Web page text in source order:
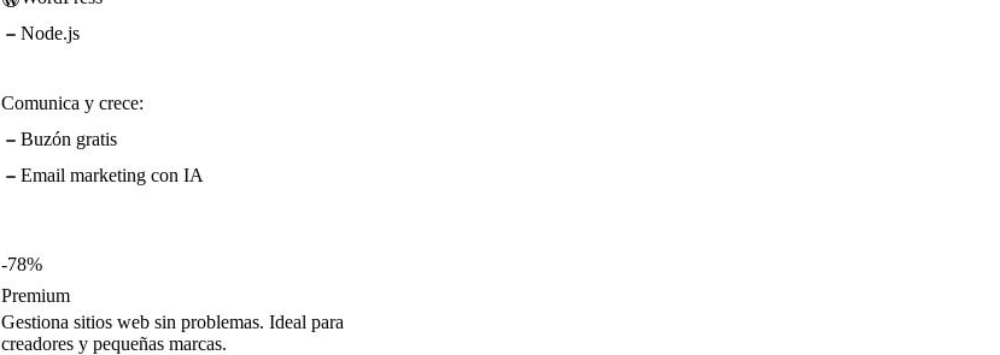
Node.js
Comunica y crece:
Buzón gratis
Email marketing con IA
-78%
Premium
Gestiona sitios web sin problemas. Ideal para
creadores y pequeñas marcas.